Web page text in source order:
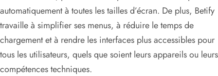
automatiquement à toutes les tailles d’écran. De plus, Betify
travaille à simplifier ses menus, à réduire le temps de
chargement et à rendre les interfaces plus accessibles pour
tous les utilisateurs, quels que soient leurs appareils ou leurs
compétences techniques.